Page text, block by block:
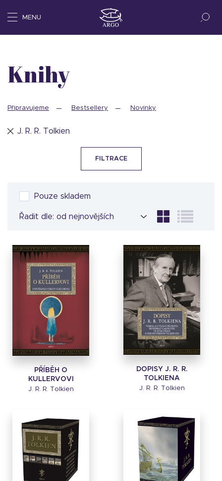
MENU
Knihy
Připravujeme Bestsellery Novinky
J. R. R. Tolkien
FILTRACE
Pouze skladem
Řadit dle:
PŘÍBĚH O
KULLERVOVI
J. R. R. Tolkien
DOPISY J. R. R.
TOLKIENA
J. R. R. Tolkien